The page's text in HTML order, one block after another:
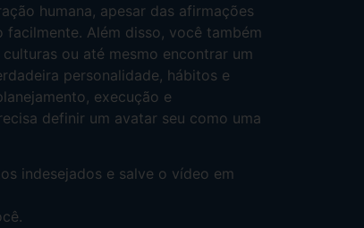
humana, apesar das afirmações
Além disso, você também
ou até mesmo encontrar um
personalidade, hábitos e
execução e
definir um avatar seu como uma
indesejados e salve o vídeo em